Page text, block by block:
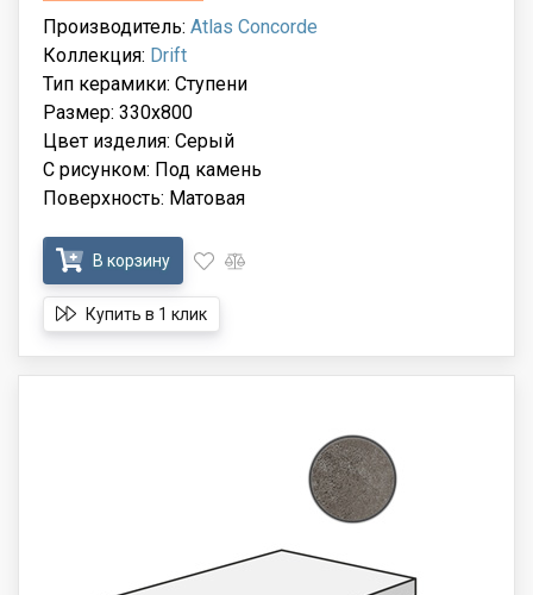
Производитель: Atlas Concorde
Коллекция: Drift
Тип керамики: Ступени
Размер: 330x800
Цвет изделия: Серый
С рисунком: Под камень
Поверхность: Матовая
В корзину
Купить в 1 клик